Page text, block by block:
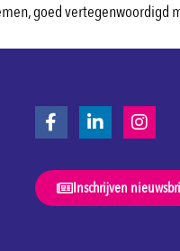
goed
Inschrijven